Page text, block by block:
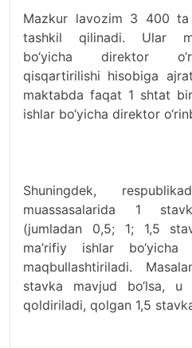
Mazkur lavozim 3 400
tashkil qilinadi. Ular
bo‘yicha direktor
qisqartirilishi hisobiga
maktabda faqat 1 shtat
ishlar bo‘yicha direktor
Shuningdek,
muassasalarida 1
(jumladan 0,5; 1; 1,5
ma’rifiy ishlar bo‘yicha
maqbullashtiriladi.
stavka mavjud bo‘lsa,
qoldiriladi, qolgan 1,5